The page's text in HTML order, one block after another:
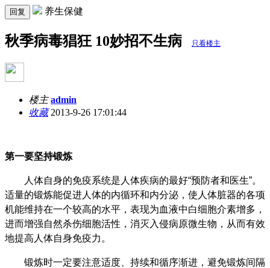
回复 养生保健
秋季病毒猖狂 10妙招不生病 只看楼主
楼主 admin
收藏2013-9-26 17:01:44
第一要坚持锻炼
人体自身的免疫系统是人体疾病的最好“预防者和医生”。
适量的锻炼能促进人体的内循环和内分泌，使人体脏器的各项
机能维持在一个较高的水平，表现为血液中白细胞介素增多，
进而增强自然杀伤细胞活性，消灭入侵病原微生物，从而有效
地提高人体自身免疫力。
锻炼时一定要注意适度、持续和循序渐进，避免锻炼间隔